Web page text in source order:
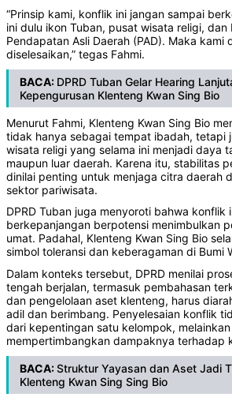
“Prinsip kami, konflik ini jangan sampai
ini dulu ikon Tuban, pusat wisata religi, dan
Pendapatan Asli Daerah (PAD). Maka kami
diselesaikan,” tegas Fahmi.
BACA: DPRD Tuban Gelar Hearing
Kepengurusan Klenteng Kwan Sing Bio
Menurut Fahmi, Klenteng Kwan Sing Bio
tidak hanya sebagai tempat ibadah, tetapi
wisata religi yang selama ini menjadi daya
maupun luar daerah. Karena itu, stabilitas
dinilai penting untuk menjaga citra daerah
sektor pariwisata.
DPRD Tuban juga menyoroti bahwa konflik
berkepanjangan berpotensi menimbulkan
umat. Padahal, Klenteng Kwan Sing Bio
simbol toleransi dan keberagaman di Bumi
Dalam konteks tersebut, DPRD menilai
tengah berjalan, termasuk pembahasan
dan pengelolaan aset klenteng, harus
adil dan berimbang. Penyelesaian konflik
dari kepentingan satu kelompok,
mempertimbangkan dampaknya terhadap
BACA:Struktur Yayasan dan Aset Jadi
Klenteng Kwan Sing Sing Bio